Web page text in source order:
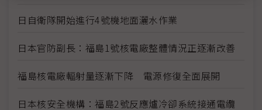
日自衛隊開始進行4號機地面灑水作業
日本官防副長：福島1號核電廠整體情況正逐漸改善
福島核電廠輻射量逐漸下降 電源修復全面展開
日本核安全機構：福島2號反應爐冷卻系統接通電纜